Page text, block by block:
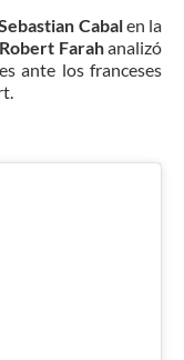
Cabalen la
Robert Farahanalizó
ante los franceses